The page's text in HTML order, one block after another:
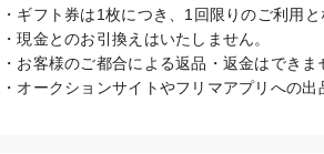
・ギフト券は1枚につき、1回限りのご利用と
・現金とのお引換えはいたしません。
・お客様のご都合による返品・返金はできま
・オークションサイトやフリマアプリへの出